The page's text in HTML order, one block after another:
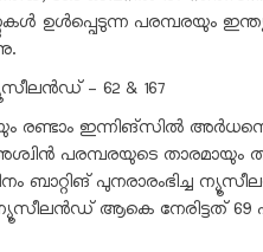
ഉൾപ്പെടുന്ന പരമ്പരയും
– 62 & 167
രണ്ടാം ഇന്നിങ്സിൽ
പരമ്പരയുടെ താരമായും
ബാറ്റിങ് പുനരാരംഭിച്ച
ന്യൂസീലൻഡ് ആകെ നേരിട്ടത്